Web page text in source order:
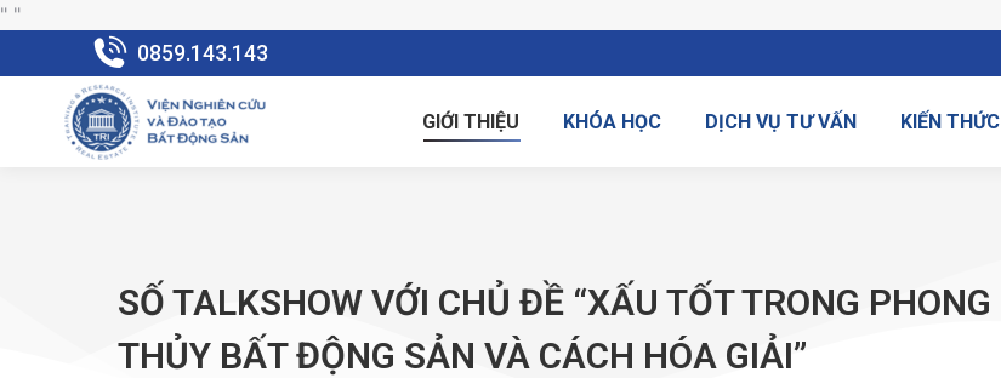
" "
0859.143.143
GIỚI THIỆU KHÓA HỌC DỊCH VỤ TƯ VẤN KIẾN THỨC
SỐ TALKSHOW VỚI CHỦ ĐỀ “XẤU TỐT TRONG PHONG
THỦY BẤT ĐỘNG SẢN VÀ CÁCH HÓA GIẢI”